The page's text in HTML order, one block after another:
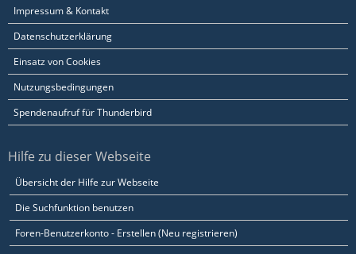
Impressum & Kontakt
Datenschutzerklärung
Einsatz von Cookies
Nutzungsbedingungen
Spendenaufruf für Thunderbird
Hilfe zu dieser Webseite
Übersicht der Hilfe zur Webseite
Die Suchfunktion benutzen
Foren-Benutzerkonto - Erstellen (Neu registrieren)